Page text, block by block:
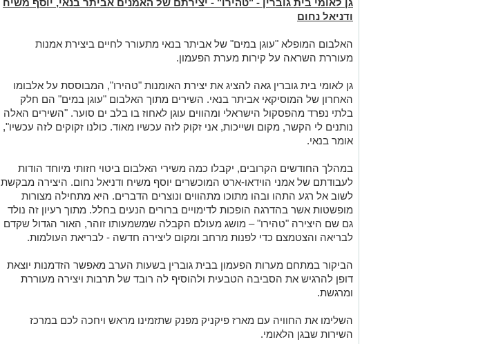
גן לאומי בית גוברין - "טהירו" - יצירתם של האמנים אביתר בנאי, יוסף משיח
ודניאל נחום
האלבום המופלא "עוגן במים" של אביתר בנאי מתעורר לחיים ביצירת אמנות
מעוררת השראה על קירות מערת הפעמון.
גן לאומי בית גוברין גאה להציג את יצירת האומנות "טהירו", המבוססת על אלבומו
האחרון של המוסיקאי אביתר בנאי. השירים מתוך האלבום "עוגן במים" הם חלק
בלתי נפרד מהפסקול הישראלי ומהווים עוגן לאחוז בו בלב ים סוער. "השירים האלה
נותנים לי הקשר, מקום ושייכות, אני זקוק לזה עכשיו מאוד. כולנו זקוקים לזה עכשיו",
אומר בנאי.
במהלך החודשים הקרובים, יקבלו כמה משירי האלבום ביטוי חזותי מיוחד הודות
לעבודתם של אמני הוידאו-ארט המוכשרים יוסף משיח ודניאל נחום. היצירה מבקשת
לשוב אל רגע התהו ובהו מתוכו מתהווים ונוצרים הדברים. היא מתחילה מצורות
מופשטות אשר בהדרגה הופכות לדימויים ברורים הנעים בחלל. מתוך רעיון זה נולד
גם שם היצירה "טהירו" – מושג מעולם הקבלה שמשמעותו זוהר, האור הגדול שקדם
לבריאה והצטמצם כדי לפנות מרחב ומקום ליצירה חדשה - לבריאת העולמות.
הביקור במתחם מערות הפעמון בבית גוברין בשעות הערב מאפשר הזדמנות יוצאת
דופן להרגיש את הסביבה הטבעית ולהוסיף לה רובד של תרבות ויצירה מעוררת
ומרגשת.
השלימו את החוויה עם מארז פיקניק מפנק שתזמינו מראש ויחכה לכם במרכז
השירות שבגן הלאומי.